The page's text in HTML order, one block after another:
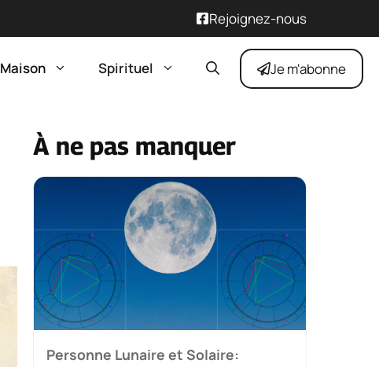
Rejoignez-nous
Maison Spirituel Je m'abonne
À ne pas manquer
Personne Lunaire et Solaire: